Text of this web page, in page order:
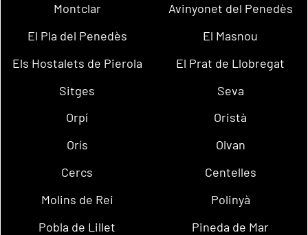
Montclar
Avinyonet del Penedès
El Pla del Penedès
El Masnou
Els Hostalets de Pierola
El Prat de Llobregat
Sitges
Seva
Orpí
Oristà
Orís
Olvan
Cercs
Centelles
Molins de Rei
Polinyà
Pobla de Lillet
Pineda de Mar